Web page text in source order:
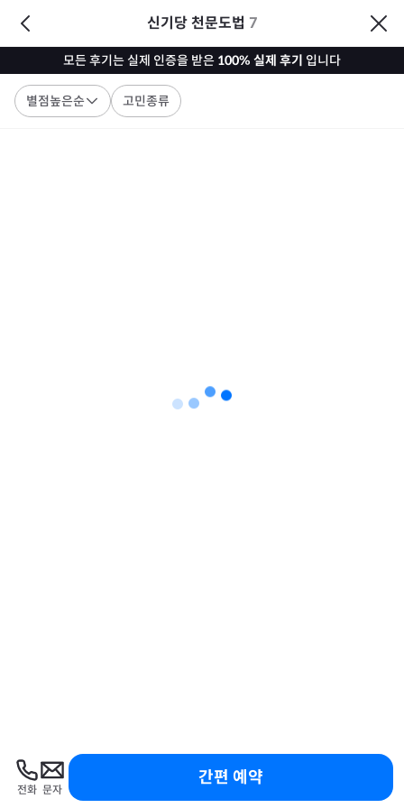
신기당 천문도법 7
모든 후기는 실제 인증을 받은 100% 실제 후기 입니다
별점높은순 고민종류
전화 문자
간편 예약